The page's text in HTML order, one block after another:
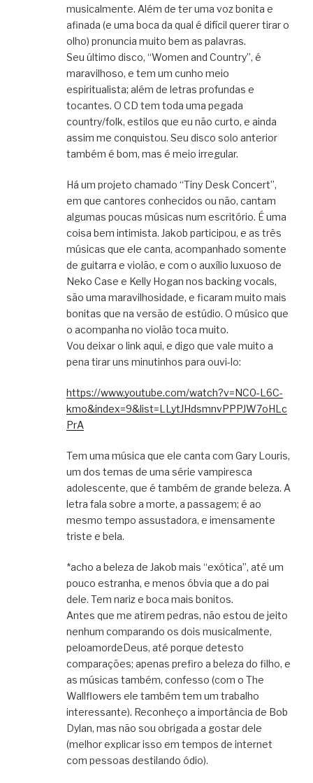
musicalmente. Além de ter uma voz bonita e
afinada (e uma boca da qual é difícil querer tirar o
olho) pronuncia muito bem as palavras.
Seu último disco, “Women and Country”, é
maravilhoso, e tem um cunho meio
espiritualista; além de letras profundas e
tocantes. O CD tem toda uma pegada
country/folk, estilos que eu não curto, e ainda
assim me conquistou. Seu disco solo anterior
também é bom, mas é meio irregular.
Há um projeto chamado “Tiny Desk Concert”,
em que cantores conhecidos ou não, cantam
algumas poucas músicas num escritório. É uma
coisa bem intimista. Jakob participou, e as três
músicas que ele canta, acompanhado somente
de guitarra e violão, e com o auxílio luxuoso de
Neko Case e Kelly Hogan nos backing vocals,
são uma maravilhosidade, e ficaram muito mais
bonitas que na versão de estúdio. O músico que
o acompanha no violão toca muito.
Vou deixar o link aqui, e digo que vale muito a
pena tirar uns minutinhos para ouvi-lo:
https://www.youtube.com/watch?v=NC0-L6C-
kmo&index=9&list=LLytJHdsmnvPPPJW7oHLc
PrA
Tem uma música que ele canta com Gary Louris,
um dos temas de uma série vampiresca
adolescente, que é também de grande beleza. A
letra fala sobre a morte, a passagem; é ao
mesmo tempo assustadora, e imensamente
triste e bela.
*acho a beleza de Jakob mais “exótica”, até um
pouco estranha, e menos óbvia que a do pai
dele. Tem nariz e boca mais bonitos.
Antes que me atirem pedras, não estou de jeito
nenhum comparando os dois musicalmente,
peloamordeDeus, até porque detesto
comparações; apenas prefiro a beleza do filho, e
as músicas também, confesso (com o The
Wallflowers ele também tem um trabalho
interessante). Reconheço a importância de Bob
Dylan, mas não sou obrigada a gostar dele
(melhor explicar isso em tempos de internet
com pessoas destilando ódio).